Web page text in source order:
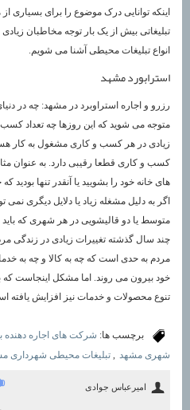
اینکه توانایی درک موضوع را برای بسیاری
تبلیغاتی بیش از یک بار توجه مخاطبان زیادی
انواع تبلیغات محیطی آشنا می شویم.
استرابورد مشهد
رزرو و اجاره استراوبرد در مشهد: چه در
متوجه می شوید که این روزها چه تعداد
زیادی در هر کسب و کاری مشغول به کار
کسب و کاری قطعا رقیبی دارد. به عنوان
های خانه خود را بشویید یا آنقدر تنها بودید
اگر به دلیل مشغله زیاد یا دلایل دیگری نمی
متوسط یا دو قالیشویی در هر شهری که
چند سال گذشته تغییرات زیادی در زندگی
مردم به حدی است که چه به کالا و چه به
خود بیرون می روند. اما مشکل اینجاست که
تنوع محصولات و خدمات نیز افزایش یافته
برچسب ها: شرکت های اجاره دهنده
شهری مشهد , تبلیغات محیطی شهرداری
امیرعباس جوادی